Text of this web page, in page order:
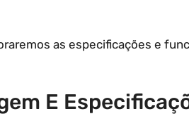
as especificações e
E